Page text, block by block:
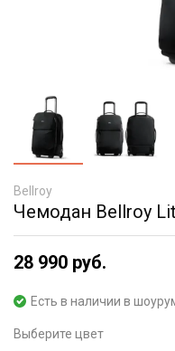
Bellroy
Чемодан Bellroy
28 990 руб.
Есть в наличии в
Выберите цвет